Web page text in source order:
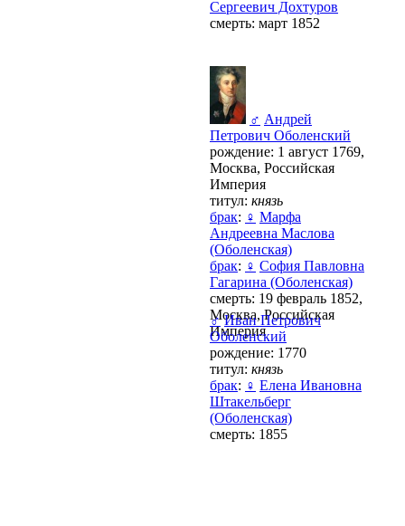
Сергеевич Дохтуров
смерть: март 1852
♂ Андрей
Петрович Оболенский
рождение: 1 август 1769,
Москва, Российская
Империя
титул: князь
брак: ♀ Марфа
Андреевна Маслова
(Оболенская)
брак: ♀ София Павловна
Гагарина (Оболенская)
смерть: 19 февраль 1852,
Москва, Российская
Империя
♂ Иван Петрович
Оболенский
рождение: 1770
титул: князь
брак: ♀ Елена Ивановна
Штакельберг
(Оболенская)
смерть: 1855